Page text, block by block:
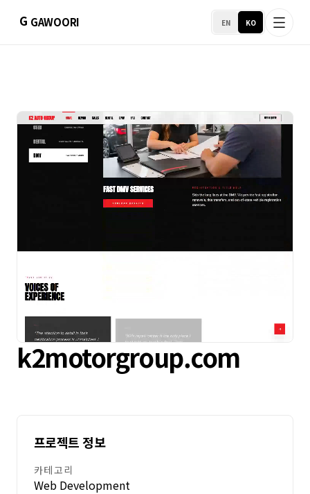
G GAWOORI EN KO
소개
포트폴리오
서비스 지역
비즈니스 지원
호스팅
자주 묻는 질문
디자인
IT 및 개발
k2motorgroup.com
프로젝트 정보
카테고리
Web Development